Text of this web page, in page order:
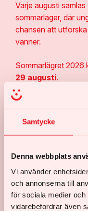
Samtycke
Denna webbplats
Vi använder
och annonserna till
för sociala medier
vidarebefordrar även
Varje augusti
sommarläger, där
chansen att
vänner.
Sommarlägret 2026
29 augusti.
Under veckan får du
har lång erfarenhet
om att våga, testa
Lägret är helt
du i formuläret
(max 1,5 minut) där
med.